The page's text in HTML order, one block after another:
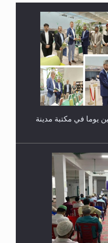
يوما في مكتبة مدينة